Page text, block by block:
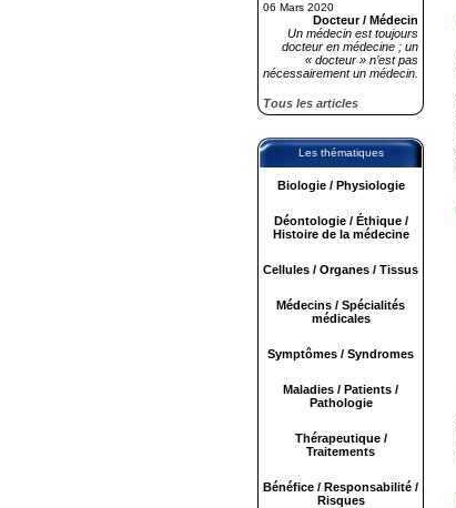
06 Mars 2020
Docteur / Médecin
Un médecin est toujours
docteur en médecine ; un
« docteur » n’est pas
nécessairement un médecin.
Tous les articles
Les thématiques
Biologie / Physiologie
Déontologie / Éthique /
Histoire de la médecine
Cellules / Organes / Tissus
Médecins / Spécialités
médicales
Symptômes / Syndromes
Maladies / Patients /
Pathologie
Thérapeutique /
Traitements
Bénéfice / Responsabilité /
Risques